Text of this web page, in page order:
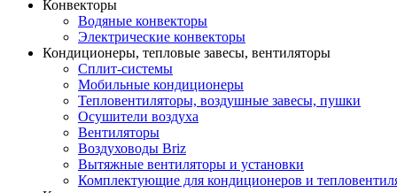
Конвекторы
Водяные конвекторы
Электрические конвекторы
Кондиционеры, тепловые завесы, вентиляторы
Сплит-системы
Мобильные кондиционеры
Тепловентиляторы, воздушные завесы, пушки
Осушители воздуха
Вентиляторы
Воздуховоды Briz
Вытяжные вентиляторы и установки
Комплектующие для кондиционеров и